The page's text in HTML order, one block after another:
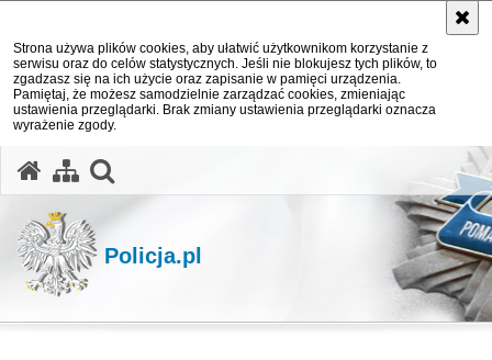
Strona używa plików cookies, aby ułatwić użytkownikom korzystanie z
serwisu oraz do celów statystycznych. Jeśli nie blokujesz tych plików, to
zgadzasz się na ich użycie oraz zapisanie w pamięci urządzenia.
Pamiętaj, że możesz samodzielnie zarządzać cookies, zmieniając
ustawienia przeglądarki. Brak zmiany ustawienia przeglądarki oznacza
wyrażenie zgody.
Policja.pl